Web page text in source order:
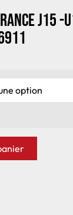
J15 -